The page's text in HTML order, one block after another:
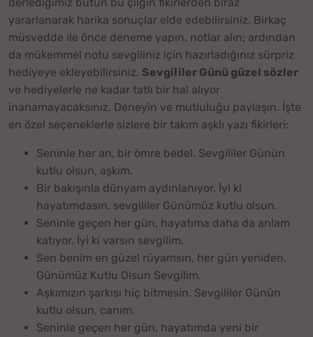
yararlanarak harika sonuçlar elde edebilirsiniz. Birkaç
müsvedde ile önce deneme yapın, notlar alın; ardından
da mükemmel notu sevgiliniz için hazırladığınız sürpriz
hediyeye ekleyebilirsiniz. Sevgililer Günü güzel sözler
ve hediyelerle ne kadar tatlı bir hal alıyor
inanamayacaksınız. Deneyin ve mutluluğu paylaşın. İşte
en özel seçeneklerle sizlere bir takım aşklı yazı fikirleri:
Seninle her an, bir ömre bedel. Sevgililer Günün
kutlu olsun, aşkım.
Bir bakışınla dünyam aydınlanıyor. İyi ki
hayatımdasın. sevgililer Günümüz kutlu olsun.
Seninle geçen her gün, hayatıma daha da anlam
katıyor. İyi ki varsın sevgilim.
Sen benim en güzel rüyamsın, her gün yeniden.
Günümüz Kutlu Olsun Sevgilim.
Aşkımızın şarkısı hiç bitmesin. Sevgililer Günün
kutlu olsun, canım.
Seninle geçen her gün, hayatımda yeni bir